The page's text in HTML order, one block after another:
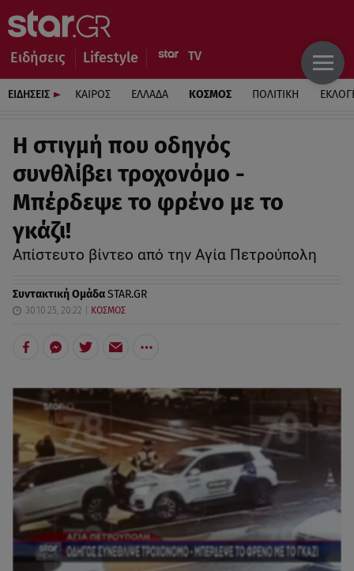
Ειδήσεις Lifestyle
ΕΙΔΗΣΕΙΣ ΚΑΙΡΟΣ ΕΛΛΑΔΑ ΚΟΣΜΟΣ ΠΟΛΙΤΙΚΗ
Η στιγμή που οδηγός
συνθλίβει τροχονόμο -
Μπέρδεψε το φρένο με το
γκάζι!
Απίστευτο βίντεο από την Αγία Πετρούπολη
Συντακτική ΟμάδαSTAR.GR
30.10.25, 20:22 ΚΟΣΜΟΣ